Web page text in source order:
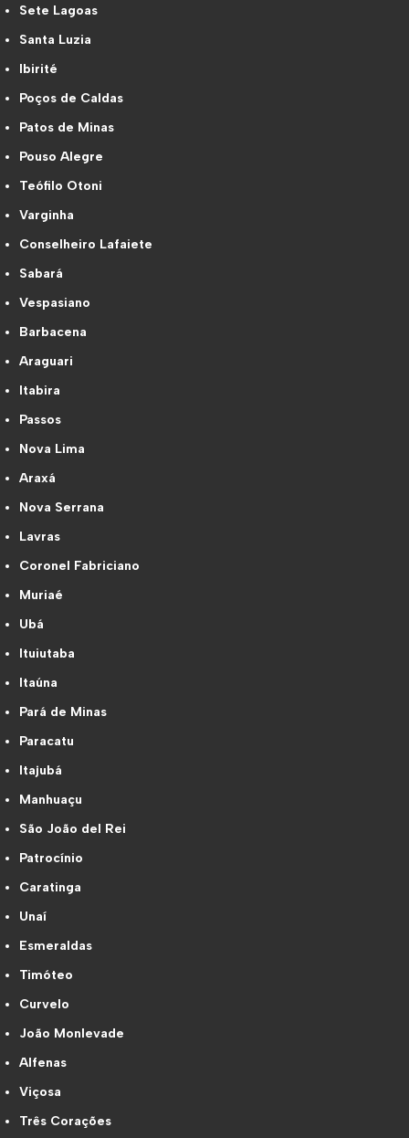
Sete Lagoas
Santa Luzia
Ibirité
Poços de Caldas
Patos de Minas
Pouso Alegre
Teófilo Otoni
Varginha
Conselheiro Lafaiete
Sabará
Vespasiano
Barbacena
Araguari
Itabira
Passos
Nova Lima
Araxá
Nova Serrana
Lavras
Coronel Fabriciano
Muriaé
Ubá
Ituiutaba
Itaúna
Pará de Minas
Paracatu
Itajubá
Manhuaçu
São João del Rei
Patrocínio
Caratinga
Unaí
Esmeraldas
Timóteo
Curvelo
João Monlevade
Alfenas
Viçosa
Três Corações